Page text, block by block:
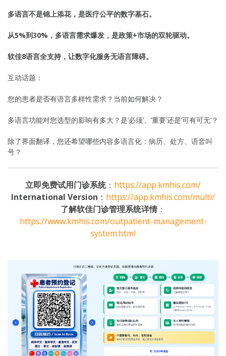
多语言不是锦上添花，是医疗公平的数字基石。
从5%到30%，多语言需求爆发，是政策+市场的双轮驱动。
软佳8语言全支持，让数字化服务无语言障碍。
互动话题：
您的患者是否有语言多样性需求？当前如何解决？
多语言功能对您选型的影响有多大？是’必须’、’重要’还是’可有可无’？
除了界面翻译，您还希望哪些内容多语言化：病历、处方、语音叫
号？
立即免费试用门诊系统： https://app.kmhis.com/
International Version ： https://app.kmhis.com/multi/
了解软佳门诊管理系统详情：
https://www.kmhis.com/outpatient-management-
system.html